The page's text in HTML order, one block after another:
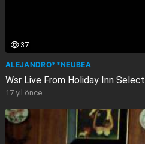
37
ALEJANDRO**NEUBEA
Wsr Live From Holiday Inn Select
17 yıl önce